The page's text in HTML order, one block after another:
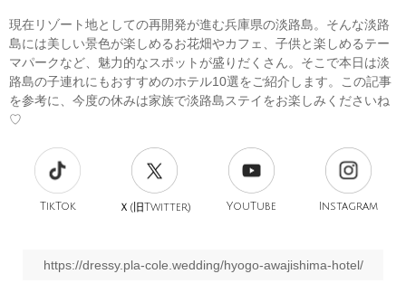
現在リゾート地としての再開発が進む兵庫県の淡路島。そんな淡路
島には美しい景色が楽しめるお花畑やカフェ、子供と楽しめるテー
マパークなど、魅力的なスポットが盛りだくさん。そこで本日は淡
路島の子連れにもおすすめのホテル10選をご紹介します。この記事
を参考に、今度の休みは家族で淡路島ステイをお楽しみくださいね
♡
TikTok Ｘ(旧Twitter) YouTube Instagram
https://dressy.pla-cole.wedding/hyogo-awajishima-hotel/